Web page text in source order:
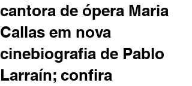
cantora de ópera Maria
Callas em nova
cinebiografia de Pablo
Larraín; confira